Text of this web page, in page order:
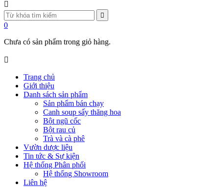
0
Chưa có sản phẩm trong giỏ hàng.
Trang chủ
Giới thiệu
Danh sách sản phẩm
Sản phẩm bán chạy
Canh soup sấy thăng hoa
Bột ngũ cốc
Bột rau củ
Trà và cà phê
Vườn dược liệu
Tin tức & Sự kiện
Hệ thống Phân phối
Hệ thống Showroom
Liên hệ